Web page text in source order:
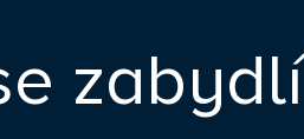
zabydlí